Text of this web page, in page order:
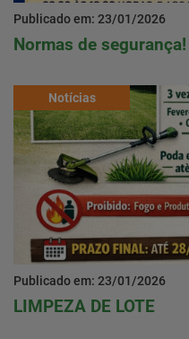
Publicado em: 23/01/2026
Normas de segurança!
Notícias
Publicado em: 23/01/2026
LIMPEZA DE LOTE